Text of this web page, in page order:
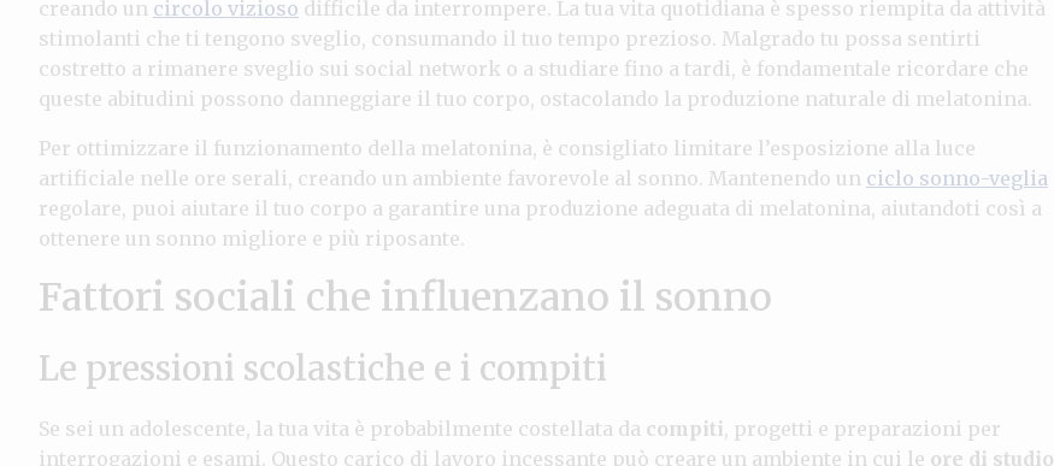
creando un circolo vizioso difficile da interrompere. La tua vita quotidiana è spesso riempita da attività
stimolanti che ti tengono sveglio, consumando il tuo tempo prezioso. Malgrado tu possa sentirti
costretto a rimanere sveglio sui social network o a studiare fino a tardi, è fondamentale ricordare che
queste abitudini possono danneggiare il tuo corpo, ostacolando la produzione naturale di melatonina.
Per ottimizzare il funzionamento della melatonina, è consigliato limitare l’esposizione alla luce
artificiale nelle ore serali, creando un ambiente favorevole al sonno. Mantenendo un ciclo sonno-veglia
regolare, puoi aiutare il tuo corpo a garantire una produzione adeguata di melatonina, aiutandoti così a
ottenere un sonno migliore e più riposante.
Fattori sociali che influenzano il sonno
Le pressioni scolastiche e i compiti
Se sei un adolescente, la tua vita è probabilmente costellata da compiti, progetti e preparazioni per
interrogazioni e esami. Questo carico di lavoro incessante può creare un ambiente in cui le ore di studio